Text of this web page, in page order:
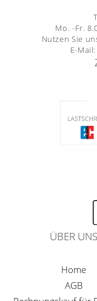
Mo. -Fr.
Nutzen Sie
E-Mail:
ÜBER UNS
Home
AGB